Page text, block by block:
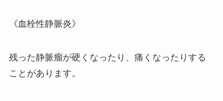
《血栓性静脈炎》
残った静脈瘤が硬くなったり、痛くなったりする
ことがあります。